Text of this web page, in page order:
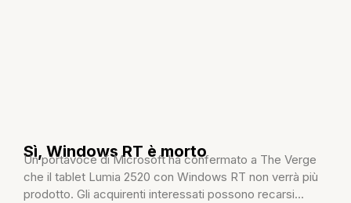
Sì, Windows RT è morto
Un portavoce di Microsoft ha confermato a The Verge
che il tablet Lumia 2520 con Windows RT non verrà più
prodotto. Gli acquirenti interessati possono recarsi...